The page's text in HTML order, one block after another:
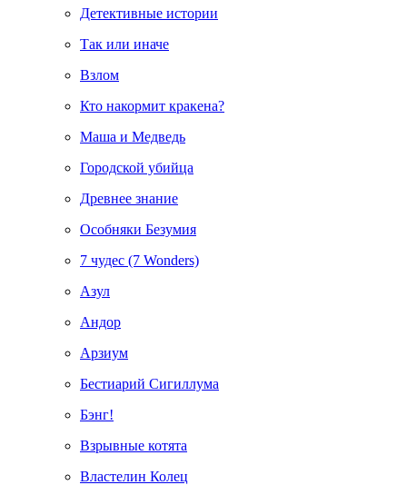
Детективные истории
Так или иначе
Взлом
Кто накормит кракена?
Маша и Медведь
Городской убийца
Древнее знание
Особняки Безумия
7 чудес (7 Wonders)
Азул
Андор
Арзиум
Бестиарий Сигиллума
Бэнг!
Взрывные котята
Властелин Колец